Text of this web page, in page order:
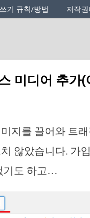
기 규칙/방법 저작
미디어 추가
지를 끌어와 트
않았습니다. 가
기도 하고…